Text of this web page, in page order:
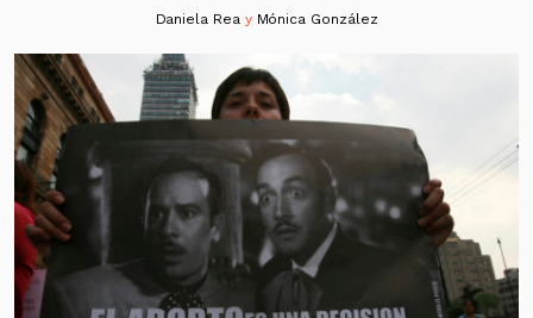
Daniela Rea y Mónica González